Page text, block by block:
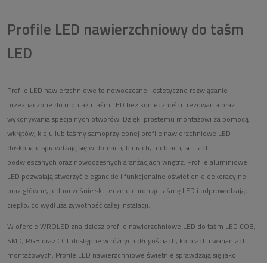
Profile LED nawierzchniowy do taśm
LED
Profile LED nawierzchniowe to nowoczesne i estetyczne rozwiązanie
przeznaczone do montażu taśm LED bez konieczności frezowania oraz
wykonywania specjalnych otworów. Dzięki prostemu montażowi za pomocą
wkrętów, kleju lub taśmy samoprzylepnej profile nawierzchniowe LED
doskonale sprawdzają się w domach, biurach, meblach, sufitach
podwieszanych oraz nowoczesnych aranżacjach wnętrz. Profile aluminiowe
LED pozwalają stworzyć eleganckie i funkcjonalne oświetlenie dekoracyjne
oraz główne, jednocześnie skutecznie chroniąc taśmę LED i odprowadzając
ciepło, co wydłuża żywotność całej instalacji.
W ofercie WROLED znajdziesz profile nawierzchniowe LED do taśm LED COB,
SMD, RGB oraz CCT dostępne w różnych długościach, kolorach i wariantach
montażowych. Profile LED nawierzchniowe świetnie sprawdzają się jako